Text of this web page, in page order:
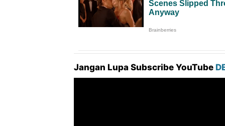
Jangan Lupa Subscribe YouTube